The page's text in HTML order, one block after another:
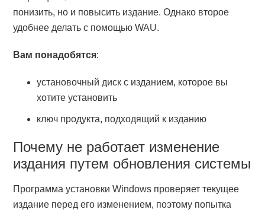
понизить, но и повысить издание. Однако второе
удобнее делать с помощью WAU.
Вам понадобятся:
установочный диск с изданием, которое вы
хотите установить
ключ продукта, подходящий к изданию
Почему не работает изменение
издания путем обновления системы
Программа установки Windows проверяет текущее
издание перед его изменением, поэтому попытка